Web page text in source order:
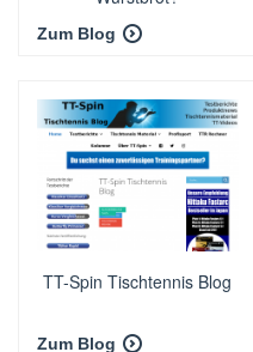
Zum Blog
TT-Spin Tischtennis Blog
Zum Blog